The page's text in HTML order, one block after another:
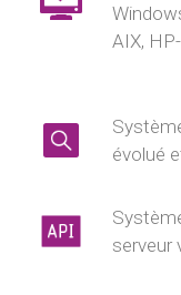
AIX,
évolué
serveur